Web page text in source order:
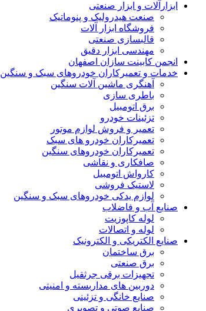
ابزارآلات و ابزار صنعتی
صنعت هیدرولیک و پنوماتیک
فروشگاه ابزار آلات
قالبسازی صنعتی
مهندسی ابزار دقیق
انجمن کابینت سازان اصفهان
خدمات و تعمیرکاران خودروهای سبک و سنگین
آهنگری ماشین آلات سنگین
باطری سازی
برق اتومبیل
تزئینات خودرو
تعمیر و فروش لوازم موتور
تعمیرکاران خودرو های سبک
تعمیرکاران خودروهای سنگین
صافکاری و نقاشی
کارواش اتومبیل
لاستیک فروشی
لوازم یدکی خودروهای سبک و سنگین
صنایع آب و فاضلاب
لوله کاپوزیت
لوله و اتصالات
صنایع الکتریکی و الکترونیک
برق ساختمان
برق صنعتی
تجهیزات برقی جرثقیل
دوربین های مداربسته و امنیتی
صنایع خانگی و تزئینی
صنایع صوتی و تصویری